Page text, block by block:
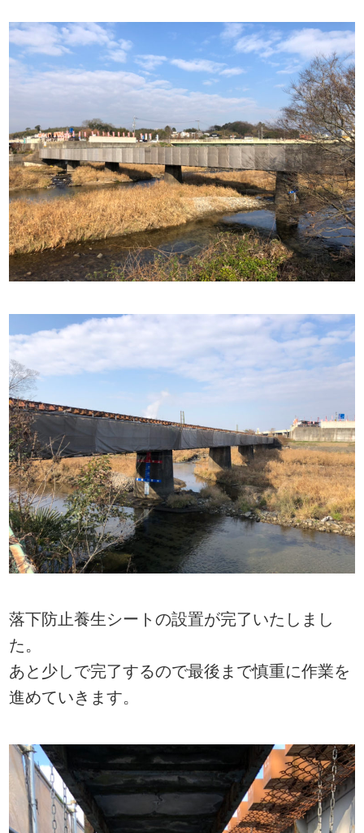
落下防止養生シートの設置が完了いたしまし
た。
あと少しで完了するので最後まで慎重に作業を
進めていきます。